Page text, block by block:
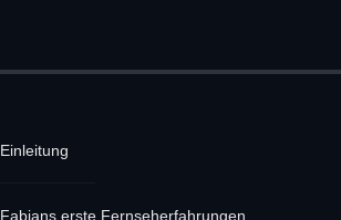
Einleitung
Fabians erste Fernseherfahrungen